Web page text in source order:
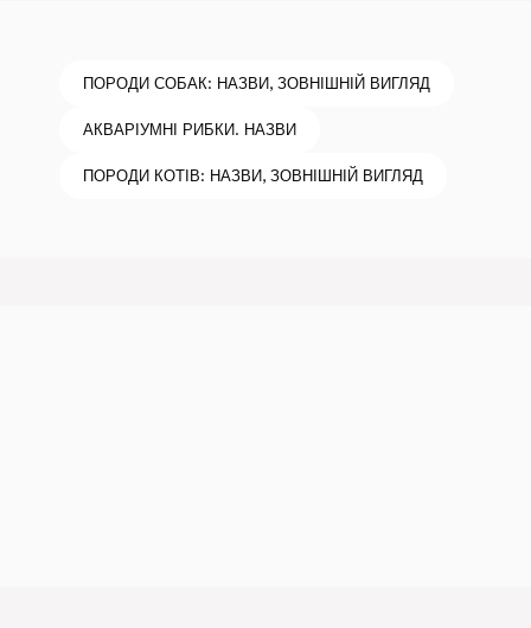
ПОРОДИ СОБАК: НАЗВИ, ЗОВНІШНІЙ ВИГЛЯД
АКВАРІУМНІ РИБКИ. НАЗВИ
ПОРОДИ КОТІВ: НАЗВИ, ЗОВНІШНІЙ ВИГЛЯД